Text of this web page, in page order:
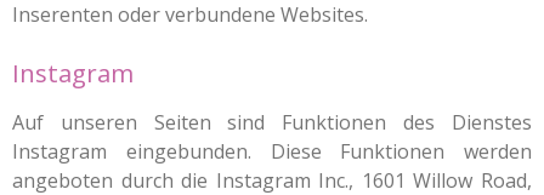
Inserenten oder verbundene Websites.
Instagram
Auf unseren Seiten sind Funktionen des Dienstes
Instagram eingebunden. Diese Funktionen werden
angeboten durch die Instagram Inc., 1601 Willow Road,